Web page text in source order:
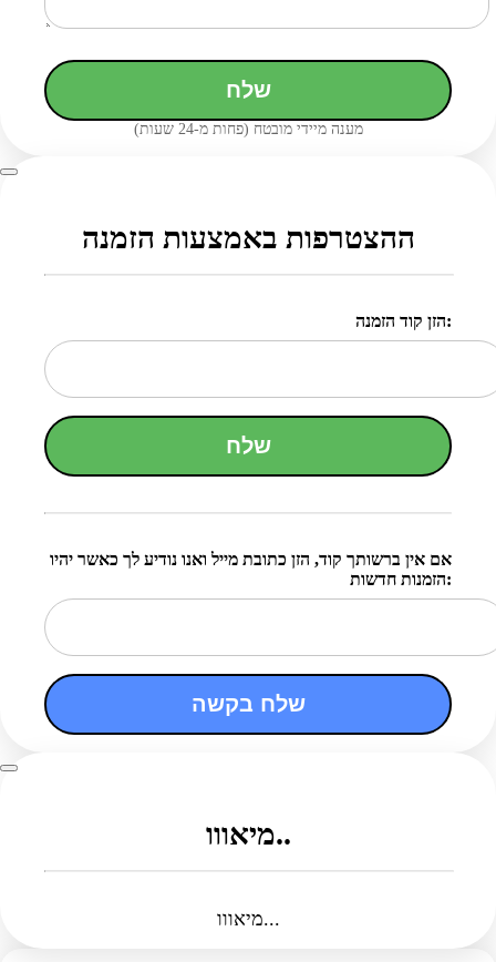
שלח
מענה מיידי מובטח (פחות מ-24 שעות)
ההצטרפות באמצעות הזמנה
הזן קוד הזמנה:
שלח
אם אין ברשותך קוד, הזן כתובת מייל ואנו נודיע לך כאשר יהיו
הזמנות חדשות:
שלח בקשה
מיאווו..
מיאווו...